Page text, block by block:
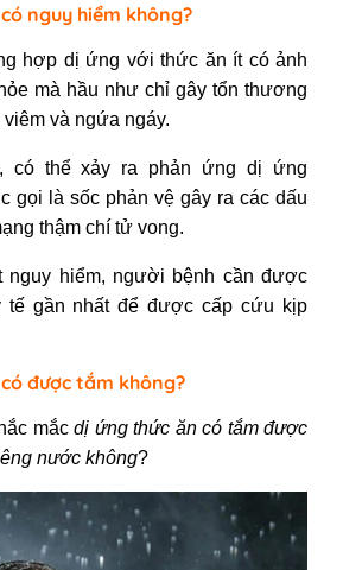
nguy hiểm không?
hợp dị ứng với thức ăn ít có ảnh
mà hầu như chỉ gây tổn thương
và ngứa ngáy.
có thể xảy ra phản ứng dị ứng
gọi là sốc phản vệ gây ra các dấu
thậm chí tử vong.
nguy hiểm, người bệnh cần được
gần nhất để được cấp cứu kịp
được tắm không?
mắcdị ứng thức ăn có tắm được
nước không?